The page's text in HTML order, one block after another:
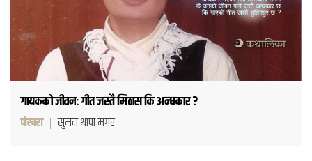
गायकको जीवन: गीत जस्तै मिठास कि अन्धकार ?
पोखरा सुमन थापा मगर